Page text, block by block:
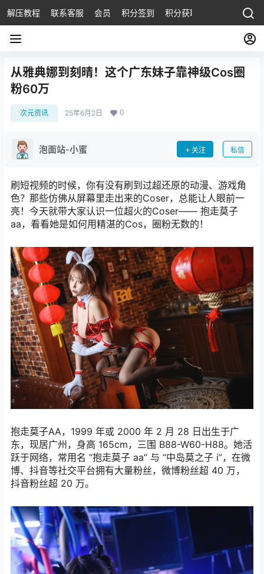
解压教程 联系客服 会员 积分签到 积分获取
从雅典娜到刻晴！这个广东妹子靠神级Cos圈
粉60万
次元资讯 25年6月2日 0
泡面站-小蜜 关注 私信
刷短视频的时候，你有没有刷到过超还原的动漫、游戏角
色？那些仿佛从屏幕里走出来的Coser，总能让人眼前一
亮！今天就带大家认识一位超火的Coser—— 抱走莫子
aa，看看她是如何用精湛的Cos，圈粉无数的！
抱走莫子AA，1999 年或 2000 年 2 月 28 日出生于广
东，现居广州，身高 165cm，三围 B88-W60-H88。她活
跃于网络，常用名 “抱走莫子 aa” 与 “中岛莫之子 i”，在微
博、抖音等社交平台拥有大量粉丝，微博粉丝超 40 万，
抖音粉丝超 20 万。